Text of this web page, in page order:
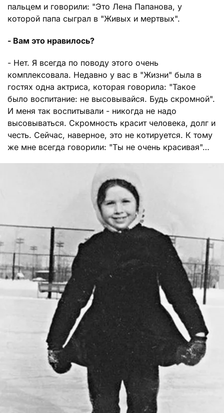
пальцем и говорили: "Это Лена Папанова, у
которой папа сыграл в "Живых и мертвых".
- Вам это нравилось?
- Нет. Я всегда по поводу этого очень
комплексовала. Недавно у вас в "Жизни" была в
гостях одна актриса, которая говорила: "Такое
было воспитание: не высовывайся. Будь скромной".
И меня так воспитывали - никогда не надо
высовываться. Скромность красит человека, долг и
честь. Сейчас, наверное, это не котируется. К тому
же мне всегда говорили: "Ты не очень красивая"…